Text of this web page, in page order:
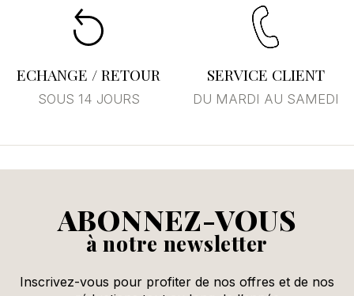
ECHANGE / RETOUR
SOUS 14 JOURS
SERVICE CLIENT
DU MARDI AU SAMEDI
ABONNEZ-VOUS
à notre newsletter
Inscrivez-vous pour profiter de nos offres et de nos